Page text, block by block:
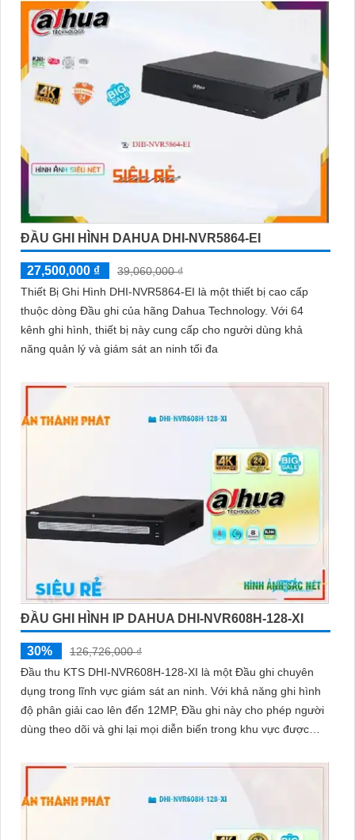
ĐẦU GHI HÌNH DAHUA DHI-NVR5864-EI
27,500,000 ₫
39,060,000 ₫
Thiết Bị Ghi Hình DHI-NVR5864-EI là một thiết bị cao cấp
thuộc dòng Đầu ghi của hãng Dahua Technology. Với 64
kênh ghi hình, thiết bị này cung cấp cho người dùng khả
năng quản lý và giám sát an ninh tối đa
ĐẦU GHI HÌNH IP DAHUA DHI-NVR608H-128-XI
30%
126,726,000 ₫
Đầu thu KTS DHI-NVR608H-128-XI là một Đầu ghi chuyên
dụng trong lĩnh vực giám sát an ninh. Với khả năng ghi hình
độ phân giải cao lên đến 12MP, Đầu ghi này cho phép người
dùng theo dõi và ghi lại mọi diễn biến trong khu vực được